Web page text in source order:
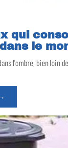
qui
le
l'ombre, bien loin